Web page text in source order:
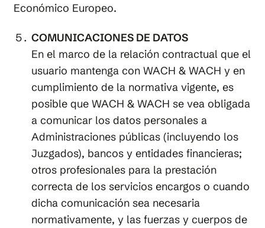
Económico Europeo.
COMUNICACIONES DE DATOS
En el marco de la relación contractual que el
usuario mantenga con WACH & WACH y en
cumplimiento de la normativa vigente, es
posible que WACH & WACH se vea obligada
a comunicar los datos personales a
Administraciones públicas (incluyendo los
Juzgados), bancos y entidades financieras;
otros profesionales para la prestación
correcta de los servicios encargos o cuando
dicha comunicación sea necesaria
normativamente, y las fuerzas y cuerpos de